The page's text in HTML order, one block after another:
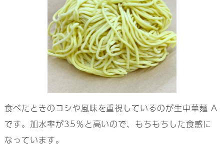
食べたときのコシや風味を重視しているのが生中華麺 A
です。加水率が35％と高いので、もちもちした食感に
なっています。